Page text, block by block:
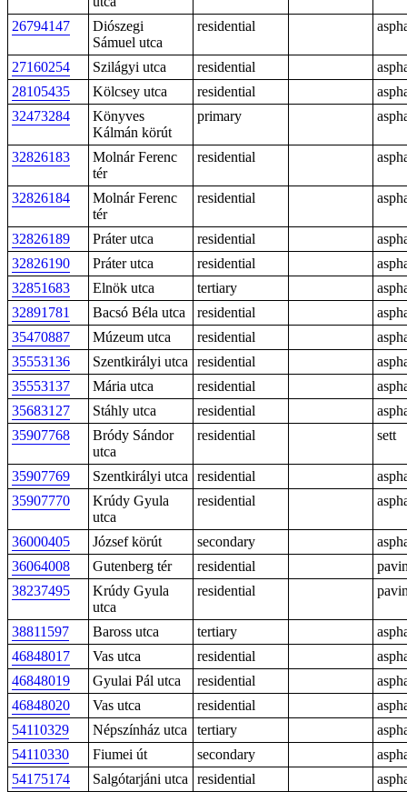
26794147
Diószegi
Sámuel utca
residential
27160254 Szilágyi utca residential
28105435
Kölcsey utca residential
32473284
Könyves
Kálmán körút
primary
32826183
Molnár Ferenc
tér
residential
32826184
Molnár Ferenc
tér
residential
32826189 Práter utca residential
32826190
Práter utca residential
32851683
Elnök utca tertiary
32891781
Bacsó Béla utca residential
35470887
Múzeum utca residential
35553136
Szentkirályi utca residential
35553137
Mária utca residential
35683127
Stáhly utca residential
35907768
Bródy Sándor
utca
residential sett
35907769 Szentkirályi utca residential
35907770
Krúdy Gyula
utca
residential
36000405 József körút secondary
36064008
Gutenberg tér residential
38237495
Krúdy Gyula
utca
residential
38811597 Baross utca tertiary
46848017
Vas utca residential
46848019
Gyulai Pál utca residential
46848020
Vas utca residential
54110329
Népszínház utca tertiary
54110330
Fiumei út secondary
54175174
Salgótarjáni utca residential